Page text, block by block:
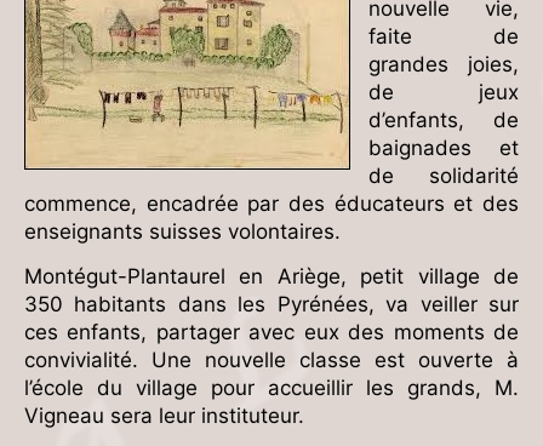
nouvelle vie,
faite de
grandes joies,
de jeux
d’enfants, de
baignades et
de solidarité
commence, encadrée par des éducateurs et des
enseignants suisses volontaires.
Montégut-Plantaurel en Ariège, petit village de
350 habitants dans les Pyrénées, va veiller sur
ces enfants, partager avec eux des moments de
convivialité. Une nouvelle classe est ouverte à
l’école du village pour accueillir les grands, M.
Vigneau sera leur instituteur.